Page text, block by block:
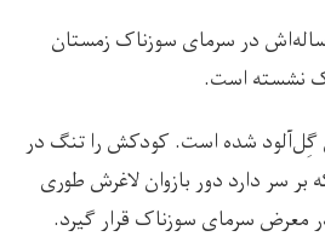
در سرمای سوزناک زمستان
نشسته است.
شده است. کودکش را تنگ در
بر سر دارد دور بازوان لاغرش طوری
معرض سرمای سوزناک قرار گیرد.